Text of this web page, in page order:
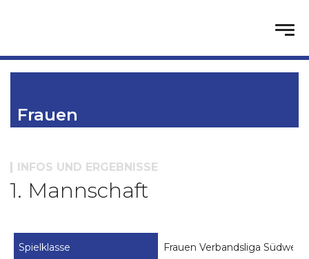
Frauen
INFOS UND ERGEBNISSE
1. Mannschaft
Spielklasse Frauen Verbandsliga Südwest